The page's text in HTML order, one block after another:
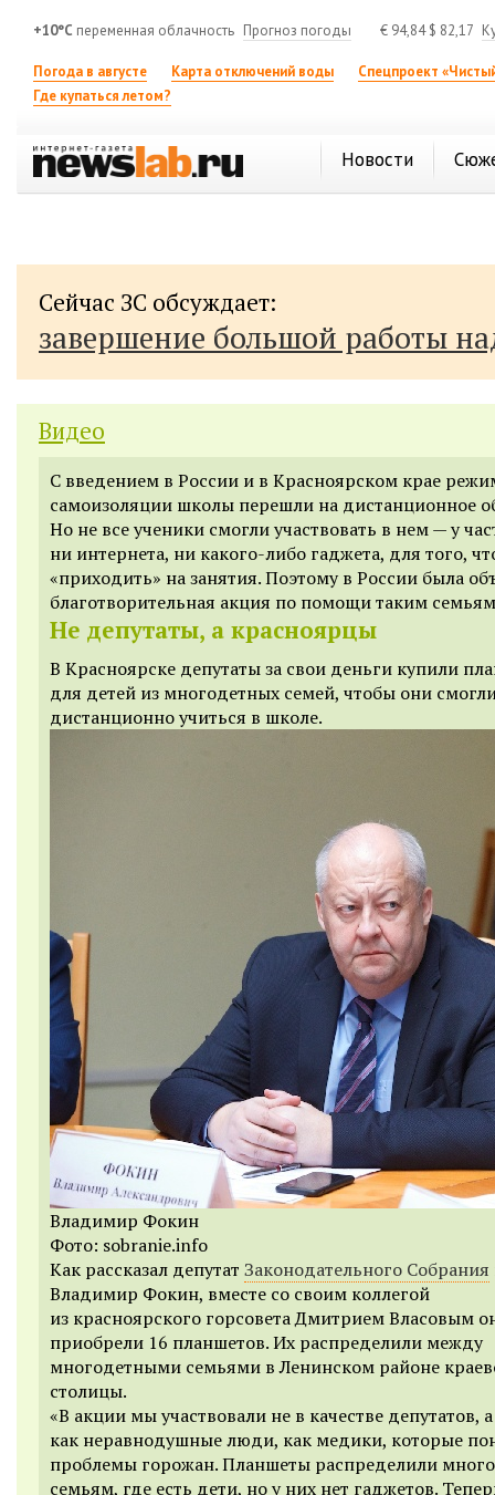
+10°C переменная облачность Прогноз погоды € 94,84$ 82,17
Погода в августе Карта отключений воды
Спецпроект
Где купаться летом?
Новости
Сейчас ЗС обсуждает:
завершение большой работы
Видео
С введением в России и в Красноярском крае
самоизоляции школы перешли на дистанционное
Но не все ученики смогли участвовать в нем — у
ни интернета, ни какого-либо гаджета, для того,
«приходить» на занятия. Поэтому в России была
благотворительная акция по помощи таким
Не депутаты, а красноярцы
В Красноярске депутаты за свои деньги купили
для детей из многодетных семей, чтобы они
дистанционно учиться в школе.
Владимир Фокин
Фото: sobranie.info
Как рассказал депутат Законодательного Собрания
Владимир Фокин, вместе со своим коллегой
из красноярского горсовета Дмитрием Власовым
приобрели 16 планшетов. Их распределили между
многодетными семьями в Ленинском районе
столицы.
«В акции мы участвовали не в качестве депутатов,
как неравнодушные люди, как медики, которые
проблемы горожан. Планшеты распределили
семьям, где есть дети, но у них нет гаджетов.